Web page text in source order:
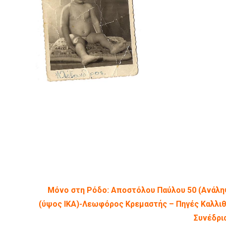
Μόνο στη Ρόδο: Αποστόλου Παύλου 50
(ύψος ΙΚΑ)-Λεωφόρος Κρεμαστής – Πηγές